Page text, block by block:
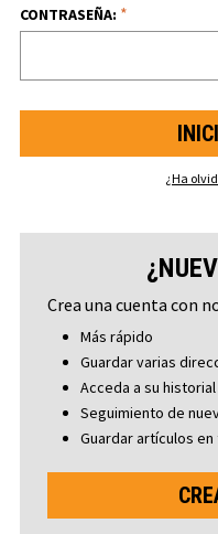
CONTRASEÑA: *
¿Ha
Crea una cuenta con
Más rápido
Guardar varias
Acceda a su
Seguimiento de
Guardar artículos